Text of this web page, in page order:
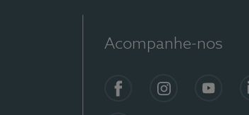
Acompanhe-nos